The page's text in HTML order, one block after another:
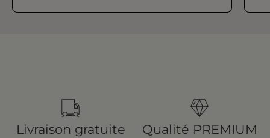
Livraison gratuite Qualité PREMIUM